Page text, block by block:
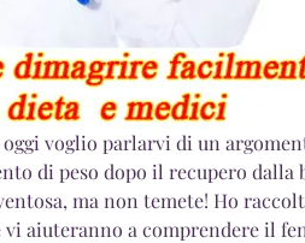
voglio parlarvi di un
di peso dopo il recupero dalla
ma non temete! Ho
aiuteranno a comprendere il